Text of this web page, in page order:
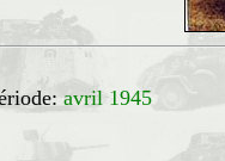
avril 1945